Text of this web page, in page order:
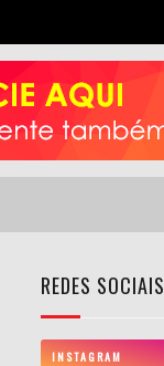
REDES SOCIAIS
INSTAGRAM